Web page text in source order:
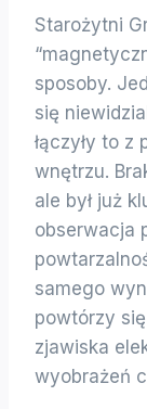
Starożytni
sposoby.
się
łączyły to
wnętrzu.
ale był już
obserwacja
samego
powtórzy
zjawiska
wyobrażeń